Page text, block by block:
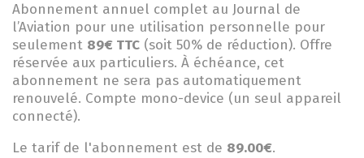
Abonnement annuel complet au Journal de
l’Aviation pour une utilisation personnelle pour
seulement 89€ TTC (soit 50% de réduction). Offre
réservée aux particuliers. À échéance, cet
abonnement ne sera pas automatiquement
renouvelé. Compte mono-device (un seul appareil
connecté).
Le tarif de l'abonnement est de 89.00€.